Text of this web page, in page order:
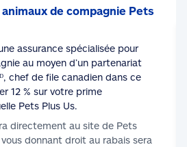
de compagnie Pets
assurance spécialisée pour
au moyen d’un partenariat
chef de file canadien dans ce
12 % sur votre prime
Pets Plus Us.
directement au site de Pets
donnant droit au rabais sera